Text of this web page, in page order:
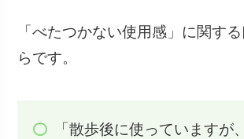
「べたつかない使用感」に関す
らです。
「散歩後に使っていますが